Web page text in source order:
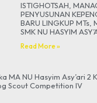
ISTIGHOTSAH,
PENYUSUNAN
BARU LINGKUP MTs,
SMK NU HASYIM
Read More »
MA NU Hasyim Asy’ari 2
Scout Competition IV